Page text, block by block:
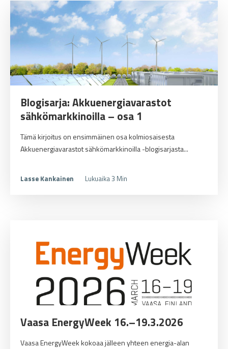
Blogisarja: Akkuenergiavarastot
sähkömarkkinoilla – osa 1
Tämä kirjoitus on ensimmäinen osa kolmiosaisesta
Akkuenergiavarastot sähkömarkkinoilla -blogisarjasta...
Lasse Kankainen Lukuaika 3 Min
Vaasa EnergyWeek 16.–19.3.2026
Vaasa EnergyWeek kokoaa jälleen yhteen energia-alan